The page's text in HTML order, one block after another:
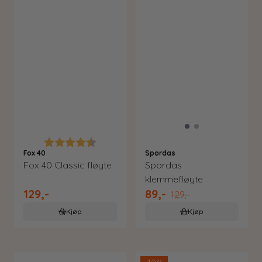
Karakter:
Fox 40
Fox 40 Classic fløyte
129,-
Kjøp
Spordas
Spordas
klemmefløyte
89,- 129,-
Kjøp